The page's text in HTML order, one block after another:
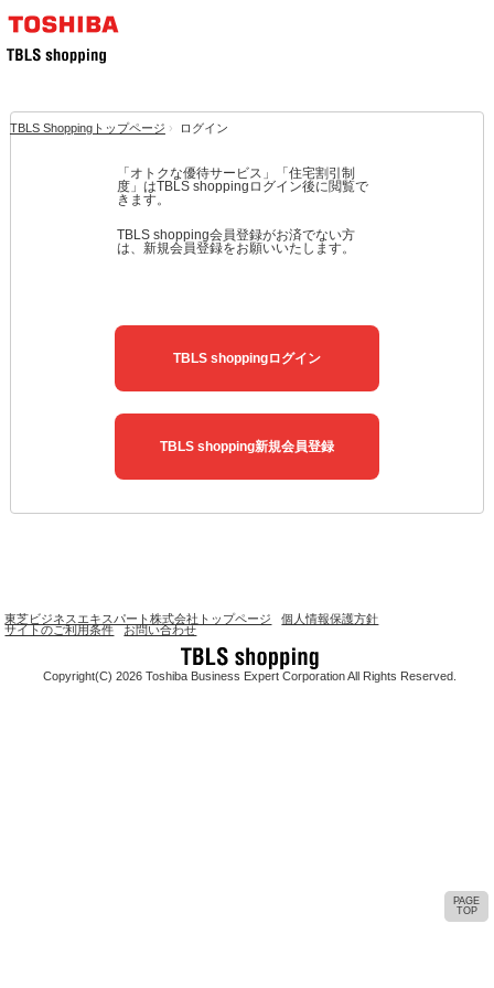
TBLS Shoppingトップページ › ログイン
「オトクな優待サービス」「住宅割引制
度」はTBLS shoppingログイン後に閲覧で
きます。
TBLS shopping会員登録がお済でない方
は、新規会員登録をお願いいたします。
TBLS shoppingログイン
TBLS shopping新規会員登録
東芝ビジネスエキスパート株式会社トップページ
個人情報保護方針
サイトのご利用条件
お問い合わせ
Copyright(C) 2026 Toshiba Business Expert Corporation All Rights Reserved.
PAGE
TOP